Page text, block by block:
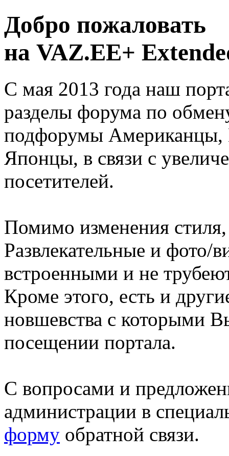
Добро пожаловать
на VAZ.EE+
С мая 2013 года наш
разделы форума по
подфорумы
Японцы, в связи с
посетителей.
Помимо изменения
Развлекательные и фото/
встроенными и не
Кроме этого, есть и
новшевства с которыми
посещении портала.
С вопросами и
администрации в
форму обратной связи.